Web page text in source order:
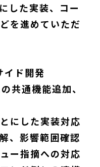
した実装、コー
を進めていただ
イド開発
共通機能追加、
にした実装対応
、影響範囲確認
ー指摘への対応